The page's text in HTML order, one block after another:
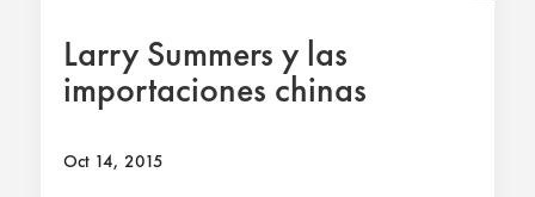
Larry Summers y las
importaciones chinas
Oct 14, 2015